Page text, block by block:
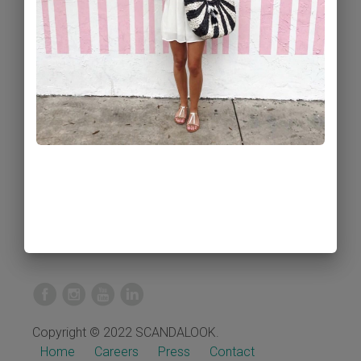
Copyright © 2022 SCANDALOOK.
Home
Careers Press Contact